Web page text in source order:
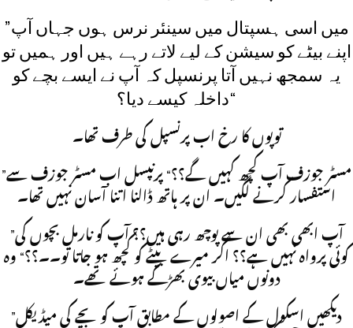
”میں اسی ہسپتال میں سینئر نرس ہوں جہاں آپ
اپنے بیٹے کو سیشن کے لیے لاتے رہے ہیں اور ہمیں تو
یہ سمجھ نہیں آتا پرنسپل کہ آپ نے ایسے بچے کو
داخلہ کیسے دیا؟“
توپوں کا رخ اب پرنسپل کی طرف تھا۔
”مسٹر جوزف آپ کچھ کہیں گے؟؟“ پرنپسل اب مسٹر جوزف سے
استفسار کرنے لگیں۔ ان پر ہاتھ ڈالنا اتنا آسان نہیں تھا۔
”آپ ابھی بھی ان سے پوچھ رہی ہیں؟؟ آپ کو نارمل بچوں کی
کوئی پرواہ نہیں ہے؟؟ اگر میرے بیٹے کو کچھ ہو جاتا تو۔۔؟؟“ وہ
دونوں میاں بیوی بھڑکے ہوئے تھے۔
”دیکھیں اسکول کے اصولوں کے مطابق آپ کو بچے کی میڈیکل